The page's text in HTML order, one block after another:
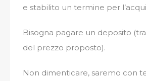
e stabilito un termine per
Bisogna pagare un deposito (tra
del prezzo proposto).
Non dimenticare, saremo con